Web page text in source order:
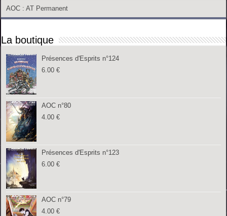
AOC : AT Permanent
La boutique
Présences d'Esprits n°124
6.00€
AOC n°80
4.00€
Présences d'Esprits n°123
6.00€
AOC n°79
4.00€